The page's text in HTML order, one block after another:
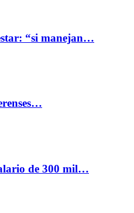
“si manejan…
de 300 mil…